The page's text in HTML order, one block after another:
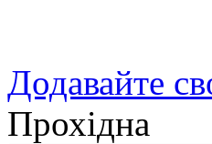
Додавайте
Прохідна